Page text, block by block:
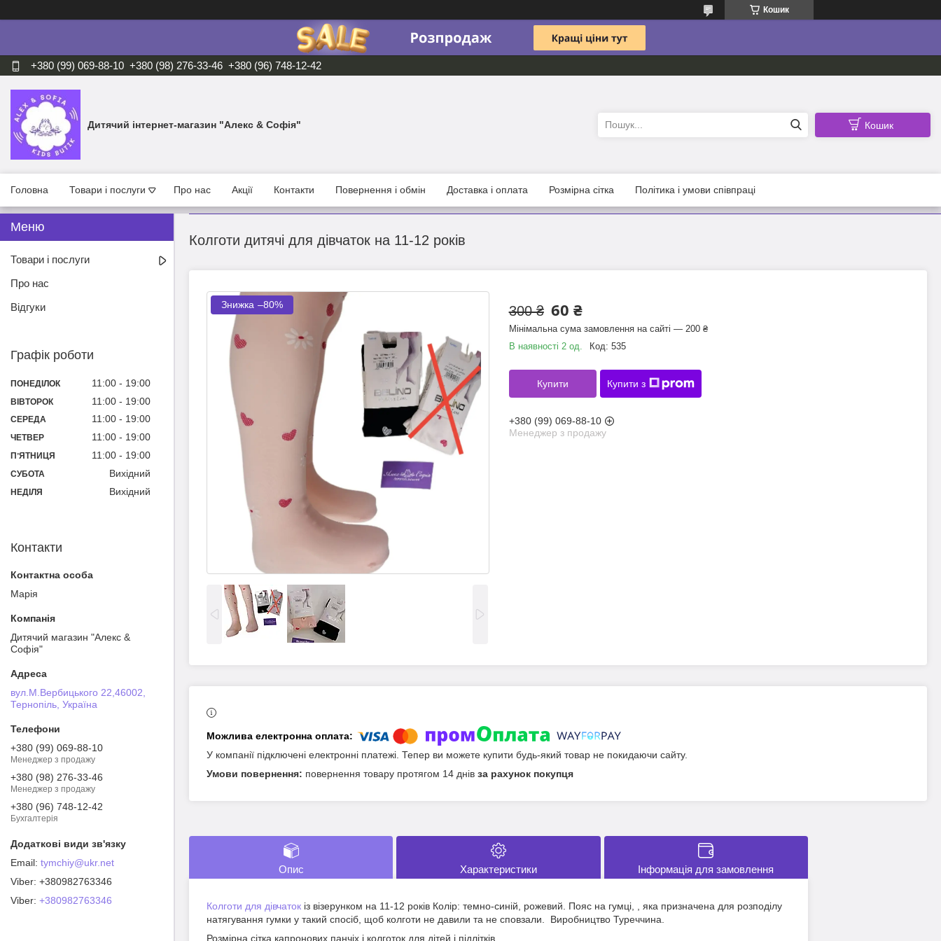
Кошик
+380 (99) 069-88-10 +380 (98) 276-33-46 +380 (96) 748-12-42
Дитячий інтернет-магазин "Алекс & Софія" Кошик
Головна Товари і послуги Про нас Акції Контакти Повернення і обмін Доставка і оплата Розмірна сітка Політика і умови співпраці
Колготи дитячі для дівчаток на 11-12 років
–80% 300 ₴ 60 ₴
Мінімальна сума замовлення на сайті — 200 ₴
В наявності 2 од.
Код: 535
Купити Купити з
+380 (99) 069-88-10
Менеджер з продажу
У компанії підключені електронні платежі. Тепер ви можете купити будь-який товар не покидаючи сайту.
повернення товару протягом 14 днів за рахунок покупця
Опис Характеристики Інформація для замовлення
Колготи для дівчаток із візерунком на 11-12 років Колір: темно-синій, рожевий. Пояс на гумці,
, яка призначена для розподілу
натягування гумки у такий спосіб, щоб колготи не давили та не сповзали. Виробництво Туреччина.
Розмірна сітка капронових панчіх і колготок для дітей і підлітків
Товари і послуги
Про нас
Відгуки
Графік роботи
ПОНЕДІЛОК 11:00 19:00
ВІВТОРОК 11:00 19:00
СЕРЕДА 11:00 19:00
ЧЕТВЕР 11:00 19:00
ПʼЯТНИЦЯ 11:00 19:00
СУБОТА Вихідний
НЕДІЛЯ Вихідний
Контакти
Марія
Дитячий магазин "Алекс &
Софія"
вул.М.Вербицького 22,46002,
Тернопіль, Україна
+380 (99) 069-88-10
Менеджер з продажу
+380 (98) 276-33-46
Менеджер з продажу
+380 (96) 748-12-42
Бухгалтерія
tymchiy@ukr.net
+380982763346
Viber +380982763346